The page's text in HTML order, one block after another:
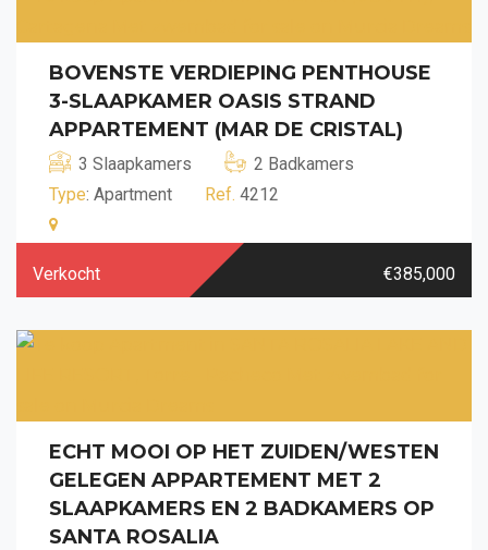
BOVENSTE VERDIEPING PENTHOUSE
3-SLAAPKAMER OASIS STRAND
APPARTEMENT (MAR DE CRISTAL)
3 Slaapkamers
2 Badkamers
Type: Apartment Ref. 4212
Verkocht €385,000
ECHT MOOI OP HET ZUIDEN/WESTEN
GELEGEN APPARTEMENT MET 2
SLAAPKAMERS EN 2 BADKAMERS OP
SANTA ROSALIA